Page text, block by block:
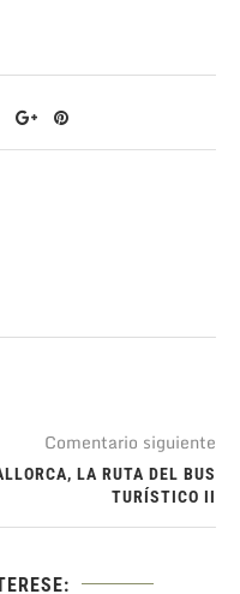
Comentario siguiente
LA RUTA DEL BUS
TURÍSTICO II